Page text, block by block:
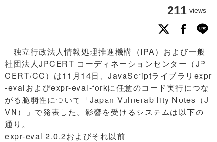
211 views
独立行政法人情報処理推進機構（IPA）および一般
社団法人JPCERT コーディネーションセンター（JP
CERT/CC）は11月14日、JavaScriptライブラリexpr
-evalおよびexpr-eval-forkに任意のコード実行につな
がる脆弱性について「Japan Vulnerability Notes（J
VN）」で発表した。影響を受けるシステムは以下の
通り。
expr-eval 2.0.2およびそれ以前